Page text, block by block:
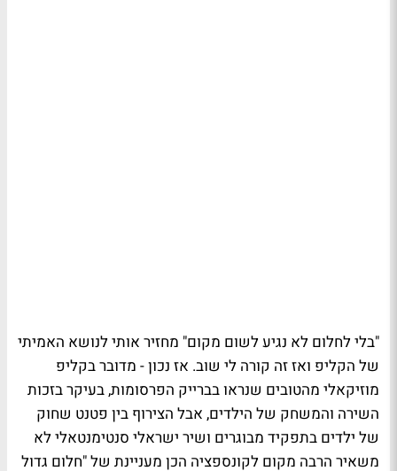
"בלי לחלום לא נגיע לשום מקום" מחזיר אותי לנושא האמיתי
של הקליפ ואז זה קורה לי שוב. אז נכון - מדובר בקליפ
מוזיקאלי מהטובים שנראו בברייק הפרסומות, בעיקר בזכות
השירה והמשחק של הילדים, אבל הצירוף בין פטנט שחוק
של ילדים בתפקיד מבוגרים ושיר ישראלי סנטימנטאלי לא
משאיר הרבה מקום לקונספציה הכן מעניינת של "חלום גדול